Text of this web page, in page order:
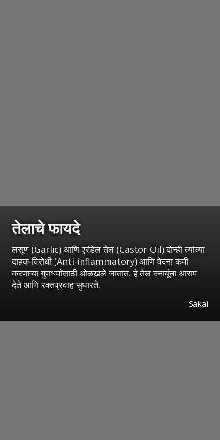
तेलाचे फायदे
लसूण (Garlic) आणि एरंडेल तेल (Castor Oil) दोन्ही त्यांच्या
दाहक-विरोधी (Anti-inflammatory) आणि वेदना कमी
करणाऱ्या गुणधर्मांसाठी ओळखले जातात. हे तेल स्नायूंना आराम
देते आणि रक्तप्रवाह सुधारते.
Sakal